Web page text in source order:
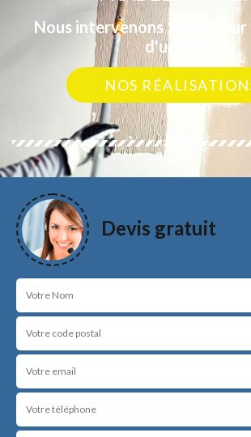
Nous intervenons 24h/24 sur
d'urgence
NOS
Devis gratuit